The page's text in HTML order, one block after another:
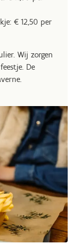
€ 12,50 per
Wij zorgen
De